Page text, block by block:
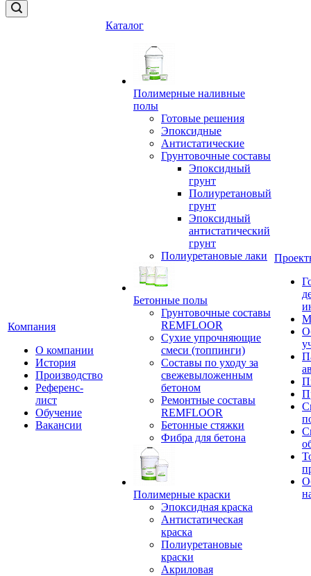
Компания
О компании
История
Производство
Референс-
лист
Обучение
Вакансии
Каталог
Полимерные наливные
полы
Готовые решения
Эпоксидные
Антистатические
Грунтовочные составы
Эпоксидный
грунт
Полиуретановый
грунт
Эпоксидный
антистатический
грунт
Полиуретановые лаки
Бетонные полы
Грунтовочные составы
REMFLOOR
Сухие упрочняющие
смеси (топпинги)
Составы по уходу за
свежевыложенным
бетоном
Ремонтные составы
REMFLOOR
Бетонные стяжки
Фибра для бетона
Полимерные краски
Эпоксидная краска
Антистатическая
краска
Полиуретановые
краски
Акриловая